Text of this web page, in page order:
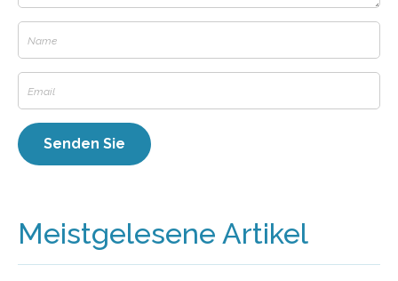
Meistgelesene Artikel